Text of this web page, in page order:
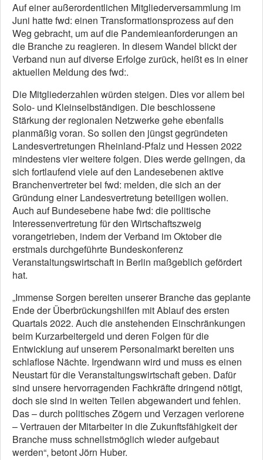
Auf einer außerordentlichen Mitgliederversammlung im
Juni hatte fwd: einen Transformationsprozess auf den
Weg gebracht, um auf die Pandemieanforderungen an
die Branche zu reagieren. In diesem Wandel blickt der
Verband nun auf diverse Erfolge zurück, heißt es in einer
aktuellen Meldung des fwd:.
Die Mitgliederzahlen würden steigen. Dies vor allem bei
Solo- und Kleinselbständigen. Die beschlossene
Stärkung der regionalen Netzwerke gehe ebenfalls
planmäßig voran. So sollen den jüngst gegründeten
Landesvertretungen Rheinland-Pfalz und Hessen 2022
mindestens vier weitere folgen. Dies werde gelingen, da
sich fortlaufend viele auf den Landesebenen aktive
Branchenvertreter bei fwd: melden, die sich an der
Gründung einer Landesvertretung beteiligen wollen.
Auch auf Bundesebene habe fwd: die politische
Interessenvertretung für den Wirtschaftszweig
vorangetrieben, indem der Verband im Oktober die
erstmals durchgeführte Bundeskonferenz
Veranstaltungswirtschaft in Berlin maßgeblich gefördert
hat.
„Immense Sorgen bereiten unserer Branche das geplante
Ende der Überbrückungshilfen mit Ablauf des ersten
Quartals 2022. Auch die anstehenden Einschränkungen
beim Kurzarbeitergeld und deren Folgen für die
Entwicklung auf unserem Personalmarkt bereiten uns
schlaflose Nächte. Irgendwann wird und muss es einen
Neustart für die Veranstaltungswirtschaft geben. Dafür
sind unsere hervorragenden Fachkräfte dringend nötigt,
doch sie sind in weiten Teilen abgewandert und fehlen.
Das – durch politisches Zögern und Verzagen verlorene
– Vertrauen der Mitarbeiter in die Zukunftsfähigkeit der
Branche muss schnellstmöglich wieder aufgebaut
werden“, betont Jörn Huber.